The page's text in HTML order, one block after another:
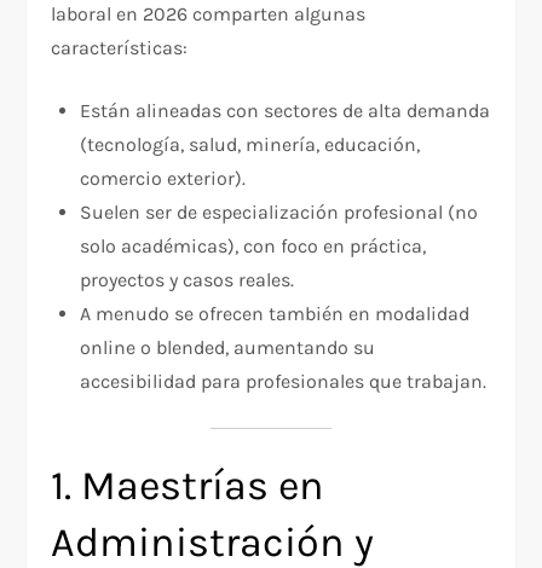
laboral en 2026 comparten algunas
características:
Están alineadas con sectores de alta demanda
(tecnología, salud, minería, educación,
comercio exterior).
Suelen ser de especialización profesional (no
solo académicas), con foco en práctica,
proyectos y casos reales.
A menudo se ofrecen también en modalidad
online o blended, aumentando su
accesibilidad para profesionales que trabajan.
1. Maestrías en
Administración y